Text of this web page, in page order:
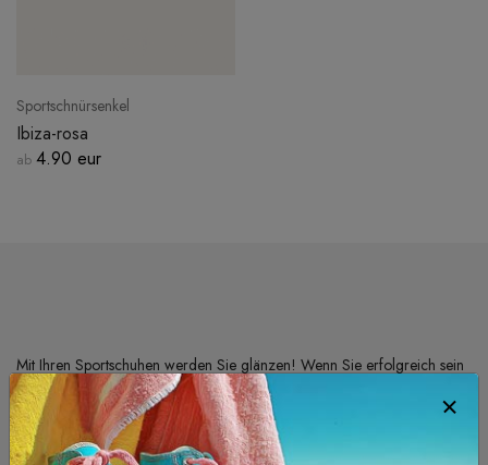
Sportschnürsenkel
Ibiza-rosa
ab 4.90 eur
Mit Ihren Sportschuhen werden Sie glänzen! Wenn Sie erfolgreich sein
wollen, müssen Sie trainieren. Immerhin kümmert sich Lace'ter um Ihre
Schnürsenkel, das ist ja schon nicht schlecht!